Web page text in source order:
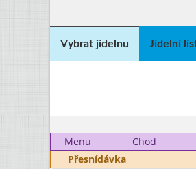
Vybrat jídelnu Jídelní
Menu
Chod
Přesnídávka